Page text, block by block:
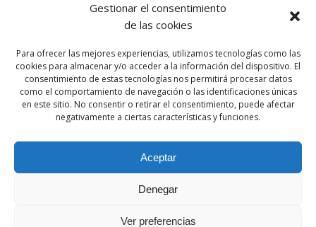
Gestionar el consentimiento
de las cookies
Para ofrecer las mejores experiencias, utilizamos tecnologías como las
cookies para almacenar y/o acceder a la información del dispositivo. El
consentimiento de estas tecnologías nos permitirá procesar datos
como el comportamiento de navegación o las identificaciones únicas
en este sitio. No consentir o retirar el consentimiento, puede afectar
negativamente a ciertas características y funciones.
Aceptar
Denegar
Ver preferencias
© 2026 FRANCISCO HERVÁS TRANSPORT S.L.. |
INTERNACIONAL.|
contacto e-mail:
info@franciscohervastransport.com
compromiso adquirido porFRANCISCO HERVÁS